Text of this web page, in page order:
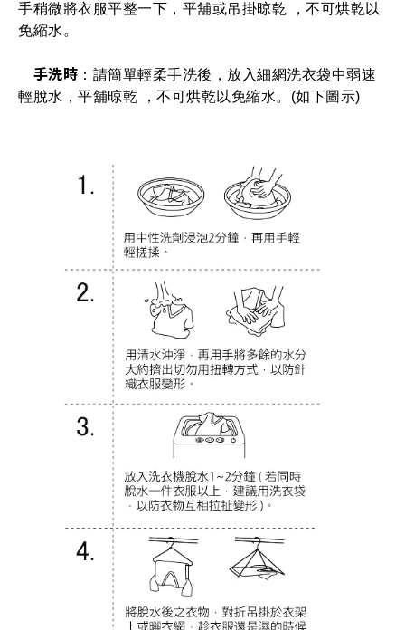
手稍微將衣服平整一下，平舖或吊掛晾乾 ，不可烘乾以
免縮水。
手洗時 ：請簡單輕柔手洗後，放入細網洗衣袋中弱速
輕脫水，平舖晾乾 ，不可烘乾以免縮水。(如下圖示)